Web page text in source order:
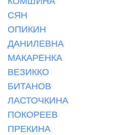
СЯН
ОПИКИН
ДАНИЛЕВНА
МАКАРЕНКА
ВЕЗИККО
БИТАНОВ
ЛАСТОЧКИНА
ПОКОРЕЕВ
ПРЕКИНА